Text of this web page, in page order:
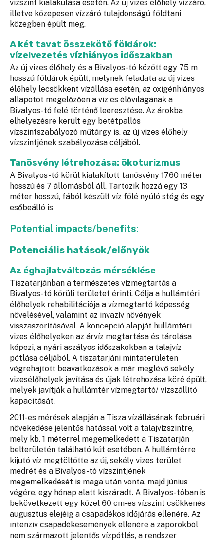
vízszint kialakulása esetén. Az új vizes élőhely vízzáró,
illetve közepesen vízzáró tulajdonságú földtani
közegben épült meg.
A két tavat összekötő földárok:
vízelvezetés vízhiányos időszakban
Az új vizes élőhely és a Bivalyos-tó között egy 75 m
hosszú földárok épült, melynek feladata az új vizes
élőhely lecsökkent vízállása esetén, az oxigénhiányos
állapotot megelőzően a víz és élővilágának a
Bivalyos-tó felé történő leeresztése. Az árokba
elhelyezésre került egy betétpallós
vízszintszabályozó műtárgy is, az új vizes élőhely
vízszintjének szabályozása céljából.
Tanösvény létrehozása: ökoturizmus
A Bivalyos-tó körül kialakított tanösvény 1760 méter
hosszú és 7 állomásból áll. Tartozik hozzá egy 13
méter hosszú, fából készült víz fölé nyúló stég és egy
esőbeálló is
Potential impacts/benefits:
Potenciális hatások/előnyök
Az éghajlatváltozás mérséklése
Tiszatarjánban a természetes vízmegtartás a
Bivalyos-tó körüli területet érinti. Célja a hullámtéri
élőhelyek rehabilitációja a vízmegtartó képesség
növelésével, valamint az invazív növények
visszaszorításával. A koncepció alapját hullámtéri
vizes élőhelyeken az árvíz megtartása és tárolása
képezi, a nyári aszályos időszakokban a talajvíz
pótlása céljából. A tiszatarjáni mintaterületen
végrehajtott beavatkozások a már meglévő sekély
vizesélőhelyek javítása és újak létrehozása köré épült,
melyek javítják a hullámtér vízmegtartó/ vízszállító
kapacitását.
2011-es mérések alapján a Tisza vízállásának februári
növekedése jelentős hatással volt a talajvízszintre,
mely kb. 1 méterrel megemelkedett a Tiszatarján
belterületén található kút esetében. A hullámtérre
kijutó víz megtöltötte az új, sekély vizes terület
medrét és a Bivalyos-tó vízszintjének
megemelkedését is maga után vonta, majd június
végére, egy hónap alatt kiszáradt. A Bivalyos-tóban is
bekövetkezett egy közel 60 cm-es vízszint csökkenés
augusztus elejéig a csapadékos időjárás ellenére. Az
intenzív csapadékesemények ellenére a záporokból
nem származott jelentős vízpótlás, a rendszer